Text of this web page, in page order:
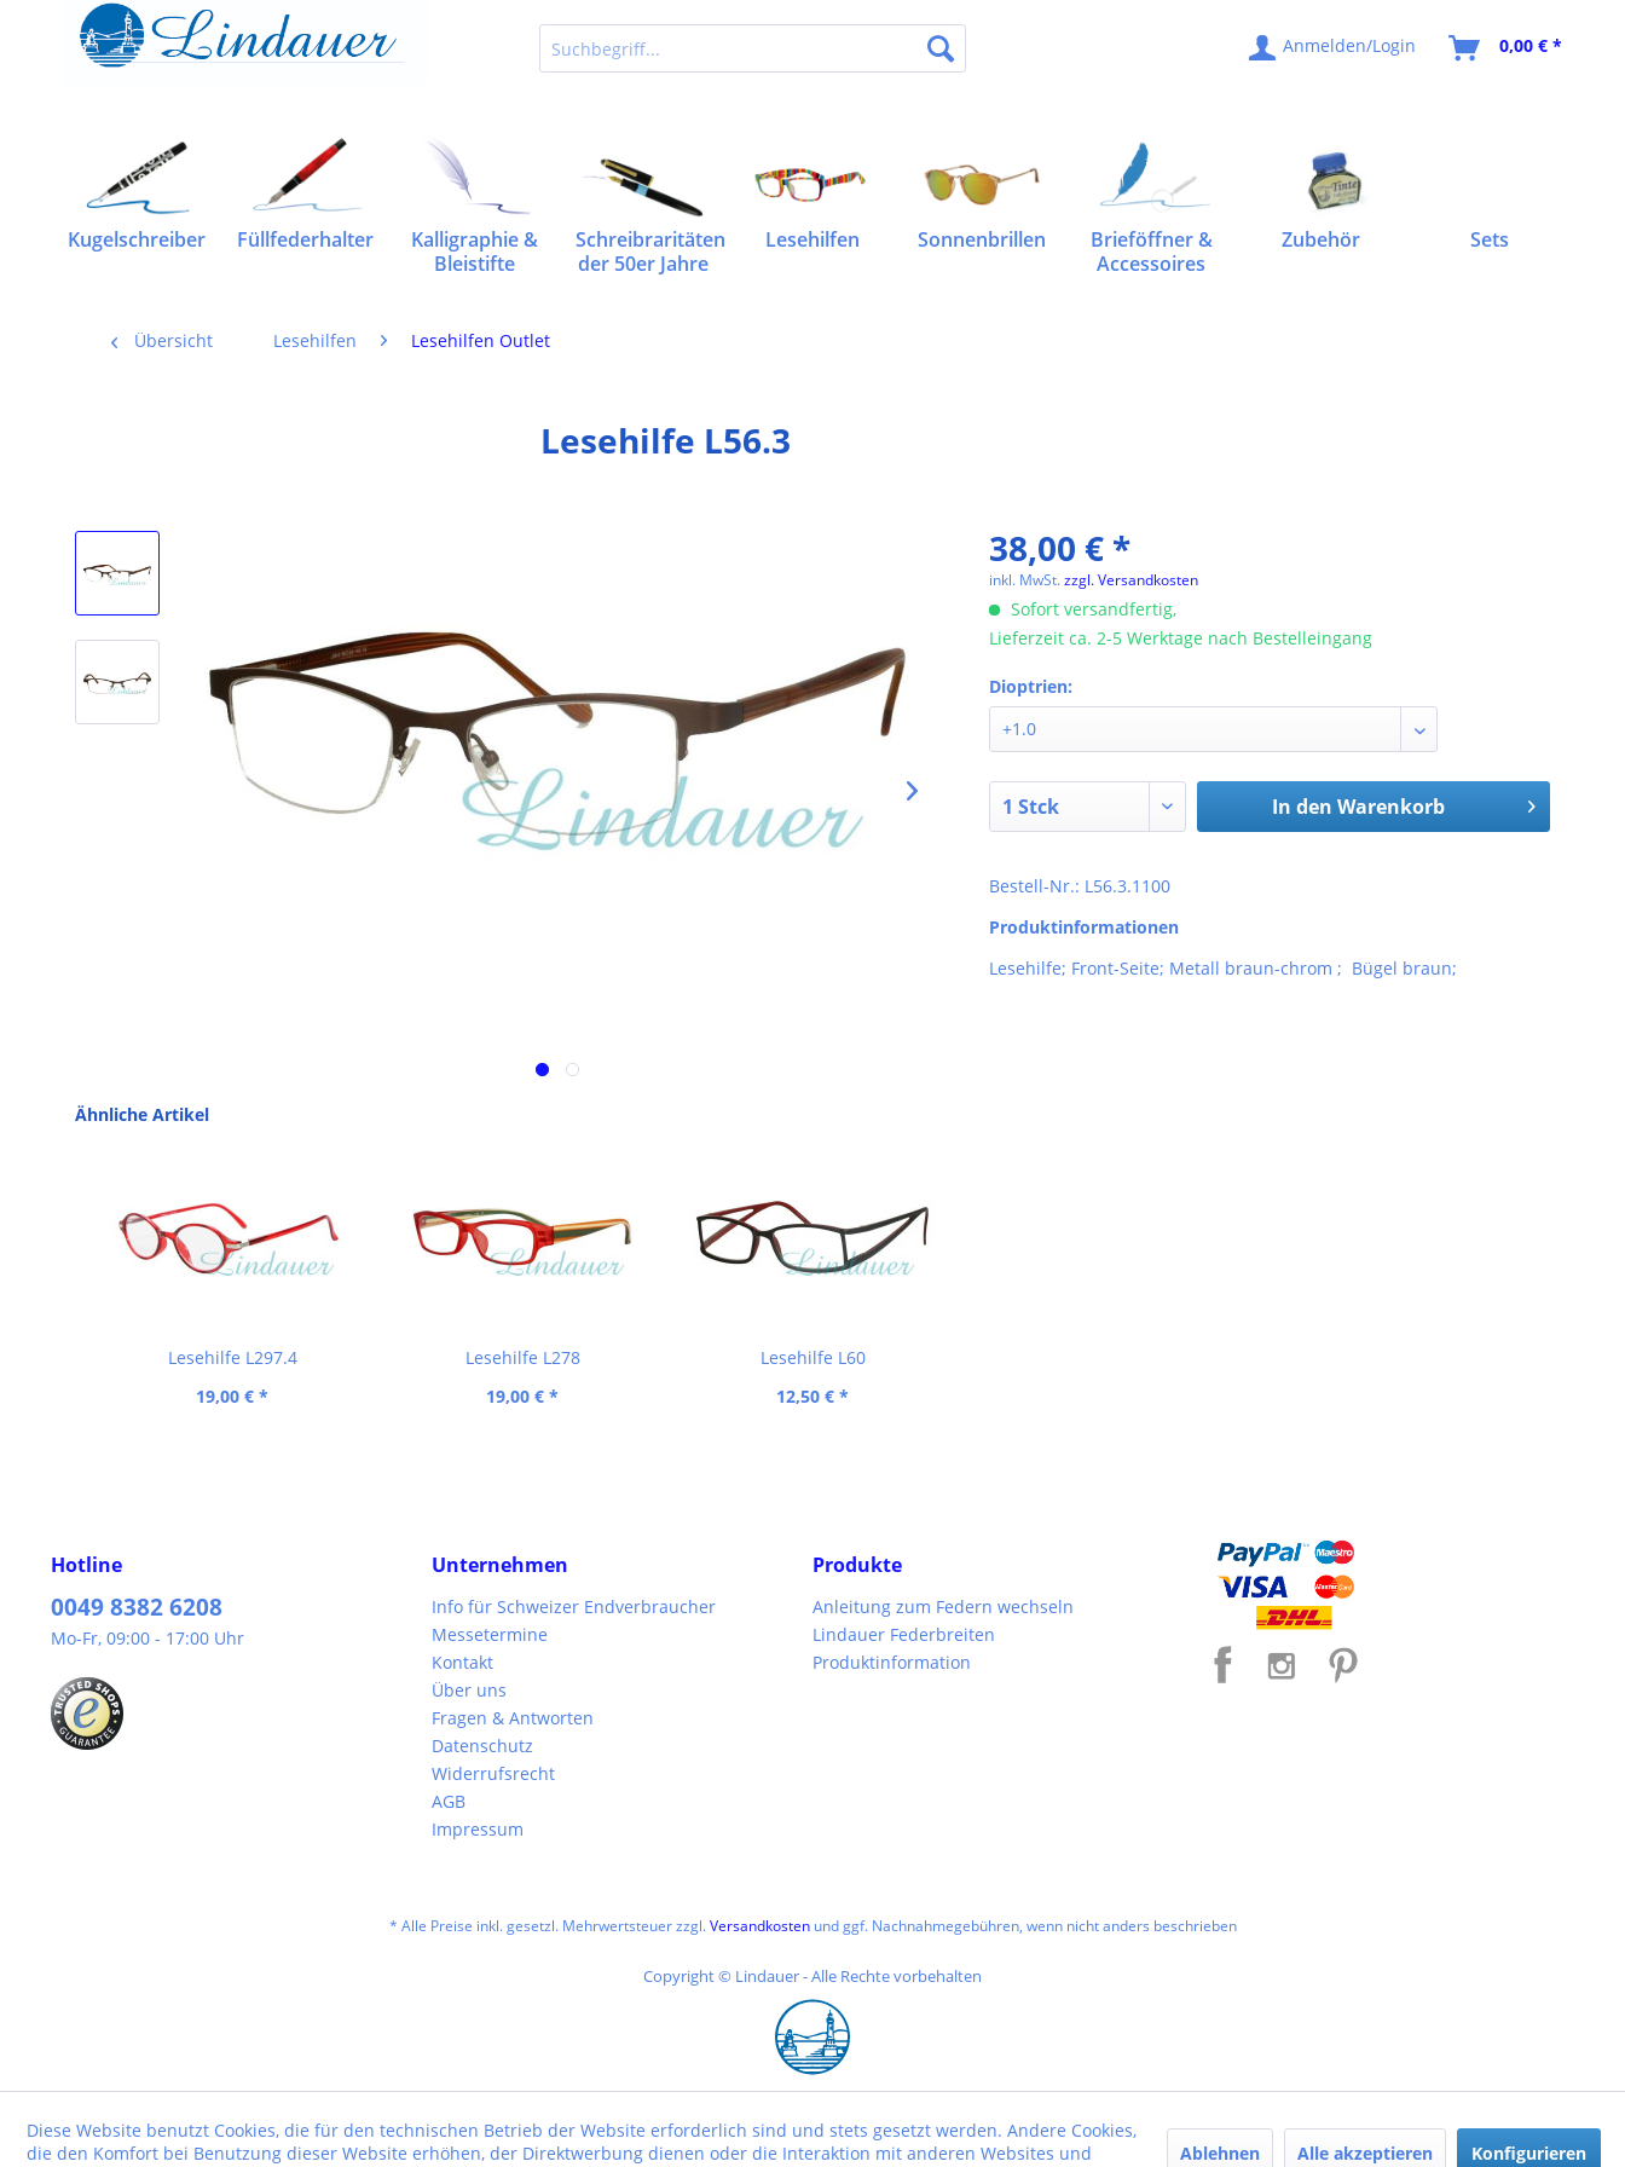
Anmelden/Login 0,00 € *
Kugelschreiber Füllfederhalter
Kalligraphie &
Bleistifte
Schreibraritäten
der 50er Jahre
Lesehilfen Sonnenbrillen
Brieföffner &
Accessoires
Zubehör Sets
Übersicht Lesehilfen Lesehilfen Outlet
Lesehilfe L56.3
38,00 € *
inkl. MwSt.zzgl. Versandkosten
Sofort versandfertig,
Lieferzeit ca. 2-5 Werktage nach Bestelleingang
Dioptrien:
In den Warenkorb
Bestell-Nr.: L56.3.1100
Produktinformationen
Lesehilfe; Front-Seite; Metall braun-chrom ; Bügel braun;
Ähnliche Artikel
Lesehilfe L297.4
19,00 € *
Lesehilfe L278
19,00 € *
Lesehilfe L60
12,50 € *
Hotline
0049 8382 6208
Mo-Fr, 09:00 - 17:00 Uhr
Unternehmen
Info für Schweizer Endverbraucher
Messetermine
Kontakt
Über uns
Fragen & Antworten
Datenschutz
Widerrufsrecht
AGB
Impressum
Produkte
Anleitung zum Federn wechseln
Lindauer Federbreiten
Produktinformation
* Alle Preise inkl. gesetzl. Mehrwertsteuer zzgl.Versandkostenund ggf. Nachnahmegebühren, wenn nicht anders beschrieben
Copyright © Lindauer - Alle Rechte vorbehalten
Diese Website benutzt Cookies, die für den technischen Betrieb der Website erforderlich sind und stets gesetzt werden. Andere Cookies,
die den Komfort bei Benutzung dieser Website erhöhen, der Direktwerbung dienen oder die Interaktion mit anderen Websites und
Ablehnen Alle akzeptieren Konfigurieren